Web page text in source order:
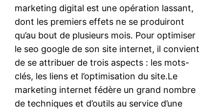
marketing digital est une opération lassant,
dont les premiers effets ne se produiront
qu’au bout de plusieurs mois. Pour optimiser
le seo google de son site internet, il convient
de se attribuer de trois aspects : les mots-
clés, les liens et l’optimisation du site.Le
marketing internet fédère un grand nombre
de techniques et d’outils au service d’une